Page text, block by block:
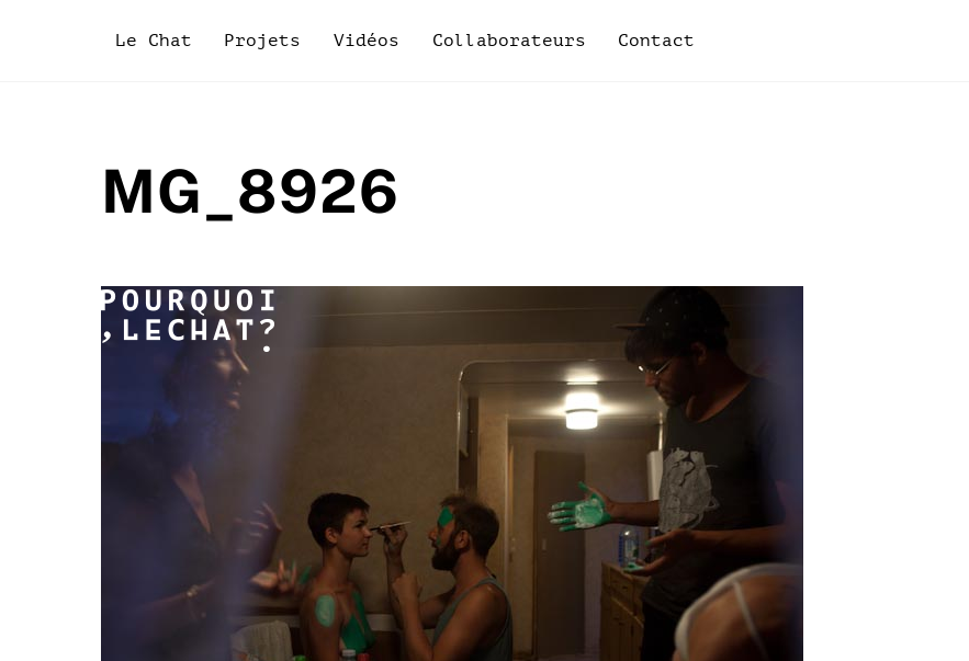
Le Chat Projets Vidéos Collaborateurs Contact
MG_8926